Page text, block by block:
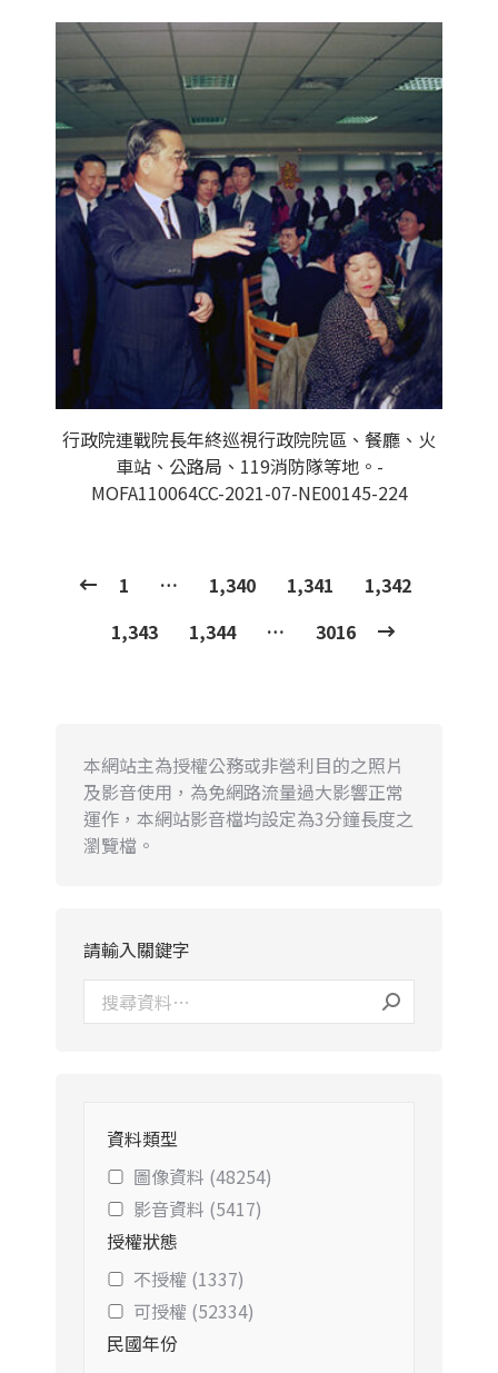
行政院連戰院長年終巡視行政院院區、餐廳、火
車站、公路局、119消防隊等地。-
MOFA110064CC-2021-07-NE00145-224
1 … 1,340 1,341
1,342
1,343
1,344 … 3016
本網站主為授權公務或非營利目的之照片
及影音使用，為免網路流量過大影響正常
運作，本網站影音檔均設定為3分鐘長度之
瀏覽檔。
請輸入關鍵字
資料類型
圖像資料 (48254)
影音資料 (5417)
授權狀態
不授權 (1337)
可授權 (52334)
民國年份